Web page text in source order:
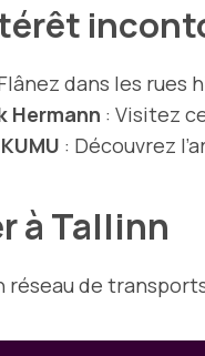
dans les rues
Hermann : Visitez
: Découvrez
à Tallinn
réseau de